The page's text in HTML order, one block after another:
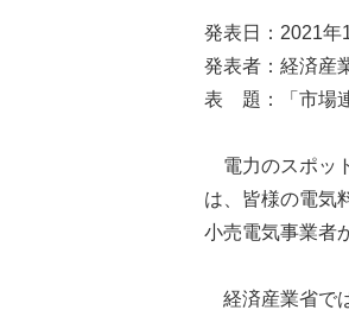
発表日：2021年
発表者：経済産
表 題：「市場
電力のスポッ
は、皆様の電気
小売電気事業者
経済産業省で